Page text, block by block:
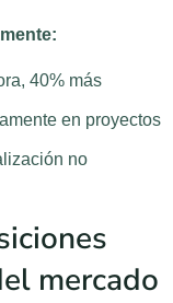
40% más
en proyectos
no
mercado